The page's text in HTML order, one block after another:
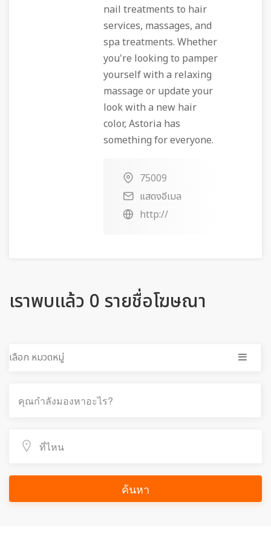
nail treatments to hair
services, massages, and
spa treatments. Whether
you're looking to pamper
yourself with a relaxing
massage or update your
look with a new hair
color, Astoria has
something for everyone.
75009
แสดงอีเมล
http://
เราพบแล้ว 0 รายชื่อโฆษณา
เลือก หมวดหมู่
ค้นหา